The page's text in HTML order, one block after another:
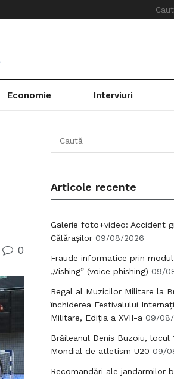
Economie Interviuri
0
Articole recente
Galerie foto+video: Accident
Călărașilor 09/08/2026
Fraude informatice prin
„Vishing” (voice phishing) 09/
Regal al Muzicilor Militare la
închiderea Festivalului
Militare, Ediția a XVII-a 09/
Brăileanul Denis Buzoiu, locul
Mondial de atletism U20 09/
Recomandări ale jandarmilor